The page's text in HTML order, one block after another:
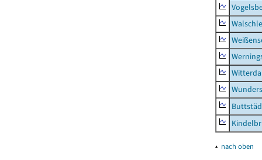
Witterda
▴ nach oben